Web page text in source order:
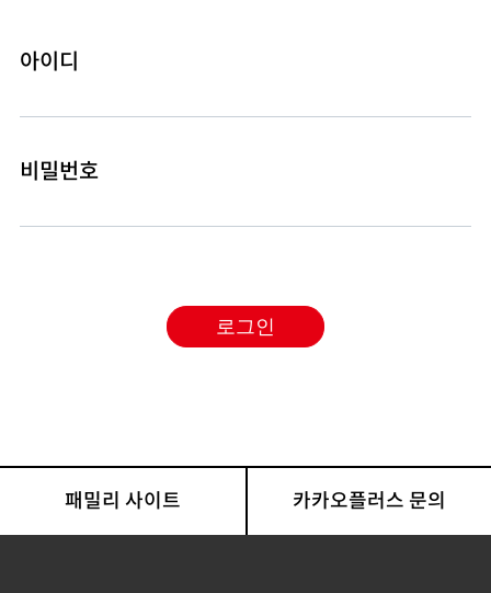
아이디
비밀번호
패밀리 사이트 카카오플러스 문의